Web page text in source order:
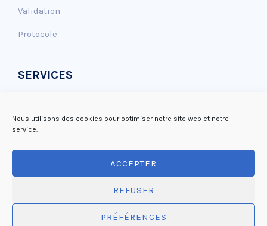
Nous utilisons des cookies pour optimiser notre site web et notre
service.
ACCEPTER
REFUSER
PRÉFÉRENCES
Validation
Protocole
SERVICES
Génotoxicité
Effet Antioxydant